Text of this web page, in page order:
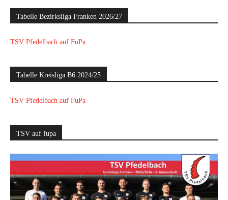
Tabelle Bezirksliga Franken 2026/27
TSV Pfedelbach auf FuPa
Tabelle Kreisliga B6 2024/25
TSV Pfedelbach auf FuPa
TSV auf fupa